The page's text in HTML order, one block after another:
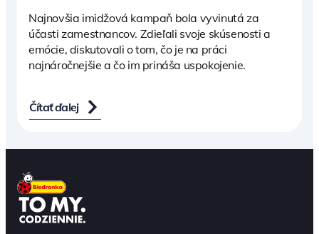
Najnovšia imidžová kampaň bola vyvinutá za
účasti zamestnancov. Zdieľali svoje skúsenosti a
emócie, diskutovali o tom, čo je na práci
najnáročnejšie a čo im prináša uspokojenie.
Čítať ďalej